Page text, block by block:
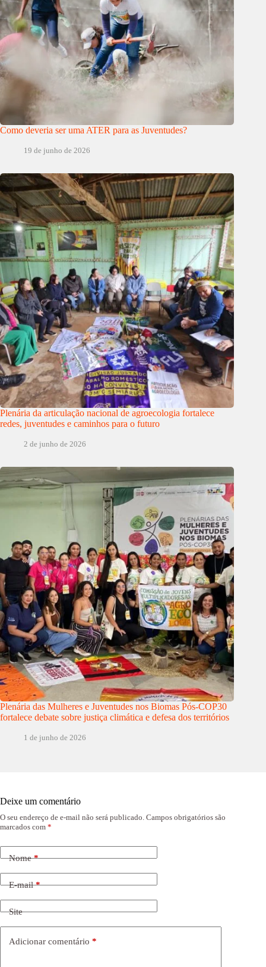
Como deveria ser uma ATER para as Juventudes?
19 de junho de 2026
Plenária da articulação nacional de agroecologia fortalece
redes, juventudes e caminhos para o futuro
2 de junho de 2026
Plenária das Mulheres e Juventudes nos Biomas Pós-COP30
fortalece debate sobre justiça climática e defesa dos territórios
1 de junho de 2026
Deixe um comentário
O seu endereço de e-mail não será publicado. Campos obrigatórios são
marcados com *
Nome*
E-mail*
Site
Adicionar comentário *